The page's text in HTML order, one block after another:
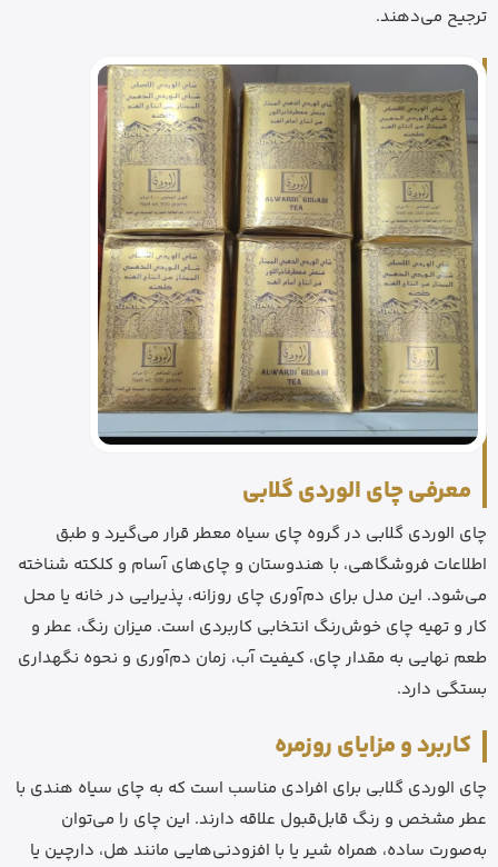
ترجیح می‌دهند.
معرفی چای الوردی گلابی
چای الوردی گلابی در گروه چای سیاه معطر قرار می‌گیرد و طبق
اطلاعات فروشگاهی، با هندوستان و چای‌های آسام و کلکته شناخته
می‌شود. این مدل برای دم‌آوری چای روزانه، پذیرایی در خانه یا محل
کار و تهیه چای خوش‌رنگ انتخابی کاربردی است. میزان رنگ، عطر و
طعم نهایی به مقدار چای، کیفیت آب، زمان دم‌آوری و نحوه نگهداری
بستگی دارد.
کاربرد و مزایای روزمره
چای الوردی گلابی برای افرادی مناسب است که به چای سیاه هندی با
عطر مشخص و رنگ قابل‌قبول علاقه دارند. این چای را می‌توان
به‌صورت ساده، همراه شیر یا با افزودنی‌هایی مانند هل، دارچین یا